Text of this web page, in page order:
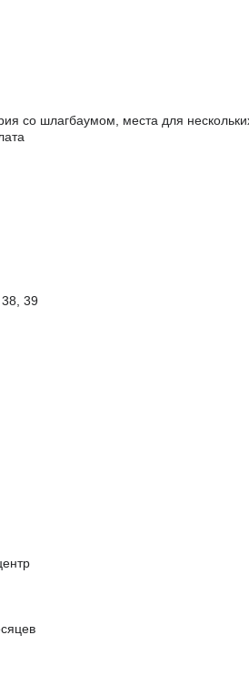
со шлагбаумом, места для
39